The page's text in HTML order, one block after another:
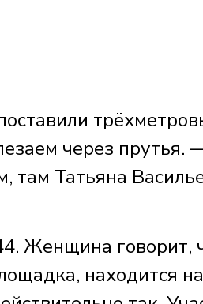
через прутья.
там Татьяна
Женщина говорит,
находится на